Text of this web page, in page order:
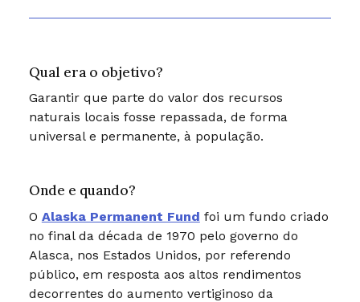
Qual era o objetivo?
Garantir que parte do valor dos recursos
naturais locais fosse repassada, de forma
universal e permanente, à população.
Onde e quando?
O Alaska Permanent Fund foi um fundo criado
no final da década de 1970 pelo governo do
Alasca, nos Estados Unidos, por referendo
público, em resposta aos altos rendimentos
decorrentes do aumento vertiginoso da